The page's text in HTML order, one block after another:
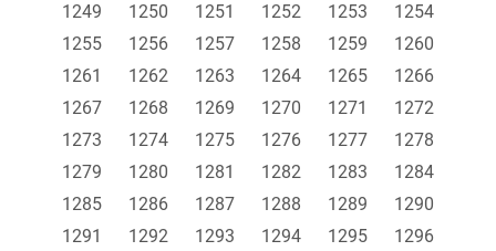
1249
1250 1251 1252 1253
1254
1255
1256 1257 1258 1259
1260
1261
1262 1263 1264 1265
1266
1267
1268 1269 1270 1271
1272
1273
1274 1275 1276 1277
1278
1279
1280 1281 1282 1283
1284
1285
1286 1287 1288 1289
1290
1291
1292 1293 1294 1295
1296